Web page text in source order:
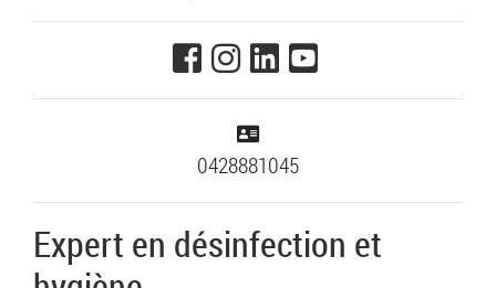
0428881045
Expert en désinfection et